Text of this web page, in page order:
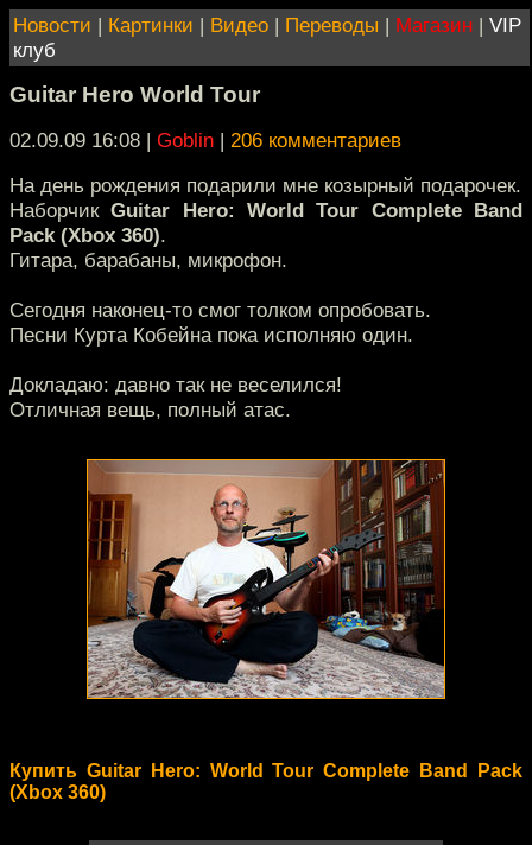
Новости | Картинки | Видео | Переводы | Магазин | VIP
клуб
Guitar Hero World Tour
02.09.09 16:08 | Goblin | 206 комментариев
На день рождения подарили мне козырный подарочек.
НаборчикGuitar Hero: World Tour Complete Band
Pack (Xbox 360).
Гитара, барабаны, микрофон.
Сегодня наконец-то смог толком опробовать.
Песни Курта Кобейна пока исполняю один.
Докладаю: давно так не веселился!
Отличная вещь, полный атас.
Купить Guitar Hero: World Tour Complete Band Pack
(Xbox 360)